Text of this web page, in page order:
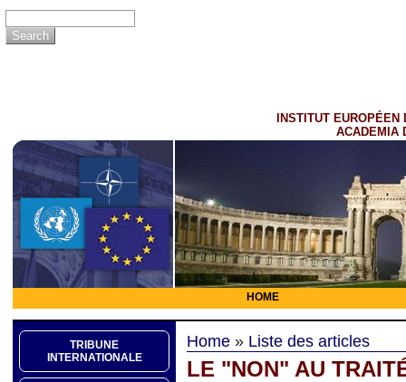
INSTITUT EUROPÉEN
ACADEMIA
HOME
TRIBUNE
INTERNATIONALE
Home » Liste des articles
LE "NON" AU